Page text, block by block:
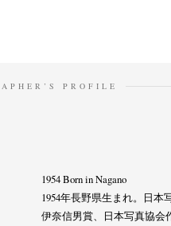
About
Newsletter
PROFILE
1954 Born in Nagano
1954年長野県生まれ。日本
伊奈信男賞、日本写真協会